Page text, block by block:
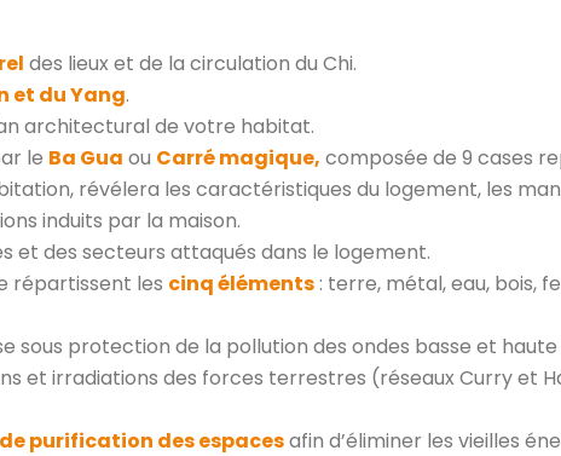
des lieux et de la circulation du Chi.
et du Yang.
architectural de votre habitat.
le Ba Gua ou Carré magique, composée de 9 cases
révélera les caractéristiques du logement, les
induits par la maison.
et des secteurs attaqués dans le logement.
répartissent les cinq éléments : terre, métal, eau, bois,
sous protection de la pollution des ondes basse et
et irradiations des forces terrestres (réseaux Curry et
purification des espacesafin d’éliminer les vieilles